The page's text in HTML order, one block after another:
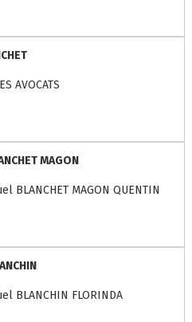
AVOCATS
MAGON
BLANCHET MAGON QUENTIN
BLANCHIN FLORINDA